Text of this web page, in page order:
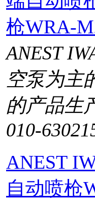
ANEST
空泵为主
的产品生
010-
ANEST
自动喷枪